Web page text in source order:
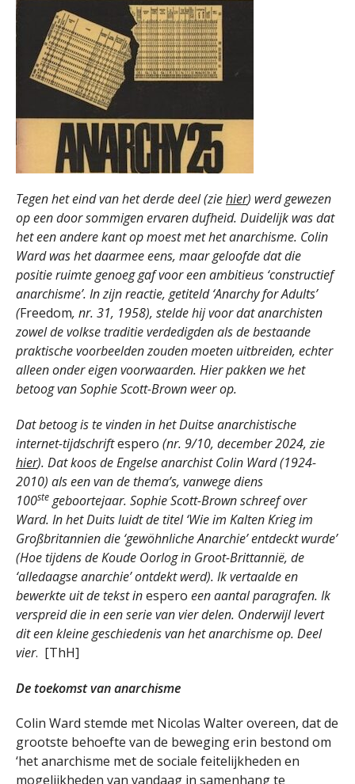
Tegen het eind van het derde deel (ziehier) werd gewezen
op een door sommigen ervaren dufheid. Duidelijk was dat
het een andere kant op moest met het anarchisme. Colin
Ward was het daarmee eens, maar geloofde dat die
positie ruimte genoeg gaf voor een ambitieus ‘constructief
anarchisme’. In zijn reactie, getiteld ‘Anarchy for Adults’
(Freedom, nr. 31, 1958), stelde hij voor dat anarchisten
zowel de volkse traditie verdedigden als de bestaande
praktische voorbeelden zouden moeten uitbreiden, echter
alleen onder eigen voorwaarden. Hier pakken we het
betoog vanSophie Scott-Brown weer op.
Dat betoog is te vinden inhet Duitse anarchistische
internet-tijdschriftespero (nr. 9/10, december 2024, zie
hier). Dat koos de Engelse anarchist Colin Ward (1924-
2010) als een van de thema’s, vanwege diens
100ste geboortejaar. Sophie Scott-Brown schreef over
Ward. In het Duits luidt de titel ‘Wie im Kalten Krieg im
Großbritannien die ‘gewöhnliche Anarchie’ entdeckt wurde’
(Hoe tijdens de Koude Oorlog in Groot-Brittannië, de
‘alledaagse anarchie’ ontdekt werd). Ik vertaalde en
bewerkte uit de tekst inespero een aantal paragrafen. Ik
verspreid die in een serie van vier delen. Onderwijl levert
dit een kleine geschiedenis van het anarchisme op. Deel
vier. [ThH]
De toekomst van anarchisme
Colin Ward stemde met Nicolas Walter overeen, dat de
grootste behoefte van de beweging erin bestond om
‘het anarchisme met de sociale feitelijkheden en
mogelijkheden van vandaag in samenhang te